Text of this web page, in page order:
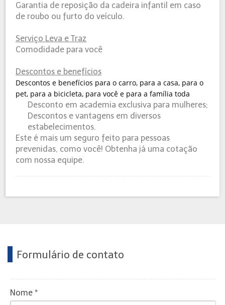
Garantia de reposição da cadeira infantil em caso
de roubo ou furto do veículo.
Serviço Leva e Traz
Comodidade para você
Descontos e benefícios
Descontos e benefícios para o carro, para a casa, para o
pet, para a bicicleta, para você e para a família toda
Desconto em academia exclusiva para mulheres;
Descontos e vantagens em diversos
estabelecimentos.
Este é mais um seguro feito para pessoas
prevenidas, como você! Obtenha já uma cotação
com nossa equipe.
Formulário de contato
Nome *